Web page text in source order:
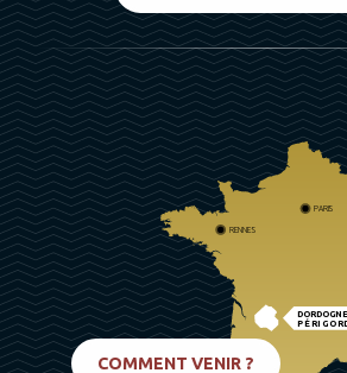
DORDOGNE
PARIS
RENNES
COMMENT VENIR ?